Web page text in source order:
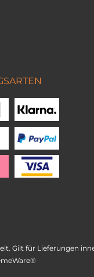
Gilt für Lieferungen